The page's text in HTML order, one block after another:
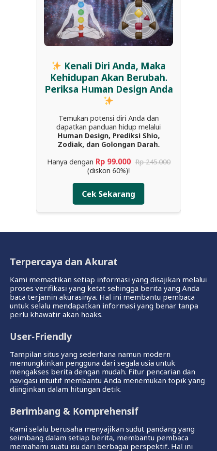
Kenali Diri Anda, Maka
Kehidupan Akan Berubah.
Periksa Human Design Anda
Temukan potensi diri Anda dan
dapatkan panduan hidup melalui
Human Design, Prediksi Shio,
Zodiak, dan Golongan Darah.
Hanya dengan Rp 99.000 Rp 245.000
(diskon 60%)!
Cek Sekarang
Terpercaya dan Akurat
Kami memastikan setiap informasi yang disajikan melalui
proses verifikasi yang ketat sehingga berita yang Anda
baca terjamin akurasinya. Hal ini membantu pembaca
untuk selalu mendapatkan informasi yang benar tanpa
perlu khawatir akan hoaks.
User-Friendly
Tampilan situs yang sederhana namun modern
memungkinkan pengguna dari segala usia untuk
mengakses berita dengan mudah. Fitur pencarian dan
navigasi intuitif membantu Anda menemukan topik yang
diinginkan dalam hitungan detik.
Berimbang & Komprehensif
Kami selalu berusaha menyajikan sudut pandang yang
seimbang dalam setiap berita, membantu pembaca
memahami suatu isu dari berbagai perspektif. Hal ini